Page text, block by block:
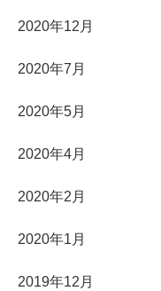
2020年12月
2020年7月
2020年5月
2020年4月
2020年2月
2020年1月
2019年12月